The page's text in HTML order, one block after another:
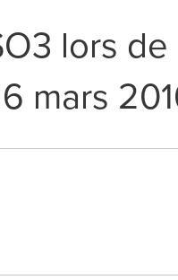
lors
mars